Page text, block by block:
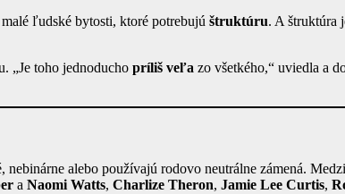
ľudské bytosti, ktoré potrebujú štruktúru. A štruktúra
„Je toho jednoducho príliš veľa zo všetkého,“ uviedla a
alebo používajú rodovo neutrálne zámená.
a Naomi Watts, Charlize Theron, Jamie Lee Curtis,